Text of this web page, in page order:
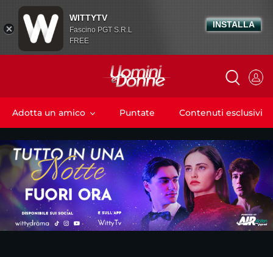
Adotta un amico Puntate Contenuti esclusivi
WITTYTV
Fascino PGT S.R.L
FREE
INSTALLA